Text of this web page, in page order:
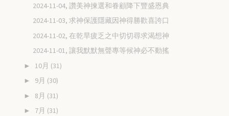
2024-11-04, 讚美神揀選和眷顧降下豐盛恩典
2024-11-03, 求神保護隱藏因神得勝歡喜誇口
2024-11-02, 在乾旱疲乏之中切切尋求渴想神
2024-11-01, 讓我默默無聲專等候神必不動搖
► 10月 (31)
► 9月 (30)
► 8月 (31)
► 7月 (31)